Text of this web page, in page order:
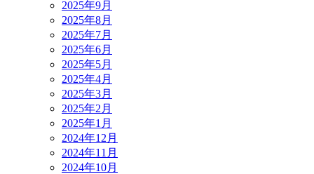
2025年9月
2025年8月
2025年7月
2025年6月
2025年5月
2025年4月
2025年3月
2025年2月
2025年1月
2024年12月
2024年11月
2024年10月